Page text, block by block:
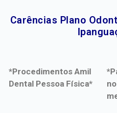
Carências Plano
*Procedimentos Amil
Dental Pessoa Física*